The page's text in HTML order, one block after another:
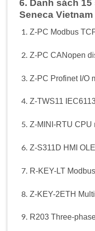
6. Danh sách
Seneca Vietnam
Z‑PC Modbus
Z‑PC CANopen
Z‑PC Profinet I/O
Z‑TWS11
Z‑MINI‑RTU
Z‑S311D HMI
R‑KEY-LT
Z‑KEY-2ETH
R203 Three-